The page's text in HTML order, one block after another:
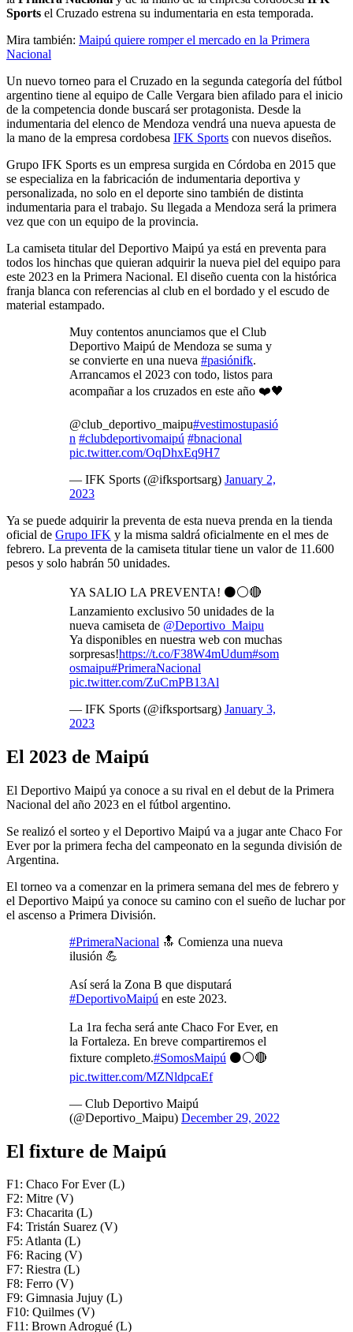
Sports el Cruzado estrena su indumentaria en esta temporada.
Mira también: Maipú quiere romper el mercado en la Primera
Nacional
Un nuevo torneo para el Cruzado en la segunda categoría del fútbol
argentino tiene al equipo de Calle Vergara bien afilado para el inicio
de la competencia donde buscará ser protagonista. Desde la
indumentaria del elenco de Mendoza vendrá una nueva apuesta de
la mano de la empresa cordobesa IFK Sports con nuevos diseños.
Grupo IFK Sports es un empresa surgida en Córdoba en 2015 que
se especializa en la fabricación de indumentaria deportiva y
personalizada, no solo en el deporte sino también de distinta
indumentaria para el trabajo. Su llegada a Mendoza será la primera
vez que con un equipo de la provincia.
La camiseta titular del Deportivo Maipú ya está en preventa para
todos los hinchas que quieran adquirir la nueva piel del equipo para
este 2023 en la Primera Nacional. El diseño cuenta con la histórica
franja blanca con referencias al club en el bordado y el escudo de
material estampado.
Muy contentos anunciamos que el Club
Deportivo Maipú de Mendoza se suma y
se convierte en una nueva #pasiónifk.
Arrancamos el 2023 con todo, listos para
acompañar a los cruzados en este año ❤️🖤
@club_deportivo_maipu#vestimostupasió
n #clubdeportivomaipú #bnacional
pic.twitter.com/OqDhxEq9H7
— IFK Sports (@ifksportsarg) January 2,
2023
Ya se puede adquirir la preventa de esta nueva prenda en la tienda
oficial de Grupo IFK y la misma saldrá oficialmente en el mes de
febrero. La preventa de la camiseta titular tiene un valor de 11.600
pesos y solo habrán 50 unidades.
YA SALIO LA PREVENTA! ⚫️⚪️🔴
Lanzamiento exclusivo 50 unidades de la
nueva camiseta de @Deportivo_Maipu
Ya disponibles en nuestra web con muchas
sorpresas!https://t.co/F38W4mUdum#som
osmaipu#PrimeraNacional
pic.twitter.com/ZuCmPB13Al
— IFK Sports (@ifksportsarg) January 3,
2023
El 2023 de Maipú
El Deportivo Maipú ya conoce a su rival en el debut de la Primera
Nacional del año 2023 en el fútbol argentino.
Se realizó el sorteo y el Deportivo Maipú va a jugar ante Chaco For
Ever por la primera fecha del campeonato en la segunda división de
Argentina.
El torneo va a comenzar en la primera semana del mes de febrero y
el Deportivo Maipú ya conoce su camino con el sueño de luchar por
el ascenso a Primera División.
#PrimeraNacional 🔝 Comienza una nueva
ilusión 💪
Así será la Zona B que disputará
#DeportivoMaipú en este 2023.
La 1ra fecha será ante Chaco For Ever, en
la Fortaleza. En breve compartiremos el
fixture completo.#SomosMaipú ⚫️⚪️🔴
pic.twitter.com/MZNldpcaEf
— Club Deportivo Maipú
(@Deportivo_Maipu) December 29, 2022
El fixture de Maipú
F1: Chaco For Ever (L)
F2: Mitre (V)
F3: Chacarita (L)
F4: Tristán Suarez (V)
F5: Atlanta (L)
F6: Racing (V)
F7: Riestra (L)
F8: Ferro (V)
F9: Gimnasia Jujuy (L)
F10: Quilmes (V)
F11: Brown Adrogué (L)